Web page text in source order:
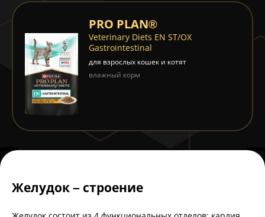
PRO PLAN®
Veterinary Diets EN ST/OX
Gastrointestinal
для взрослых кошек и котят
влажный корм
Желудок – строение